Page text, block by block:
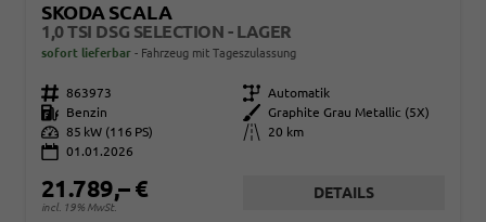
SKODA SCALA
1,0 TSI DSG SELECTION - LAGER
sofort lieferbar Fahrzeug mit Tageszulassung
Fahrzeugnr. 863973 Getriebe Automatik
Kraftstoff
Benzin Außenfarbe
Graphite Grau Metallic (5X)
Leistung 85 kW (116 PS) Kilometerstand
20 km
01.01.2026
21.789,– €
incl. 19% MwSt.
DETAILS